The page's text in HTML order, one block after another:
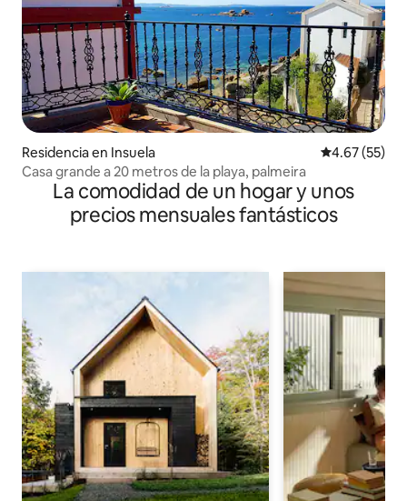
Residencia en Insuela Calificación
4.67 (55)
Casa grande a 20 metros de la playa, palmeira
La comodidad de un hogar y unos
precios mensuales fantásticos